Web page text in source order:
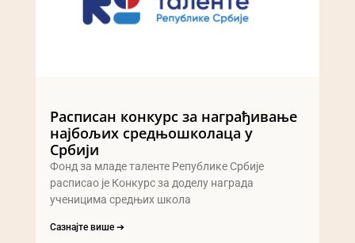
Расписан конкурс за награђивање
најбољих средњошколаца у
Србији
Фонд за младе таленте Републике Србије
расписао је Конкурс за доделу награда
ученицима средњих школа
Сазнајте више ➔